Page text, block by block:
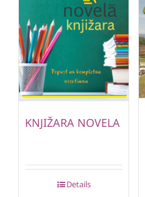
KNJIŽARA NOVELA
Details